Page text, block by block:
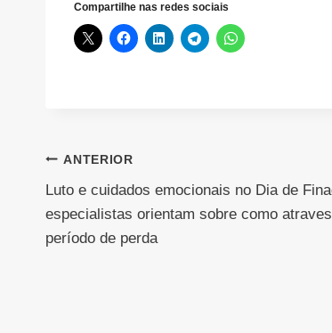
Compartilhe nas redes sociais
Navegação
de
Post
ANTERIOR
Luto e cuidados emocionais no Dia de
especialistas orientam sobre como
período de perda